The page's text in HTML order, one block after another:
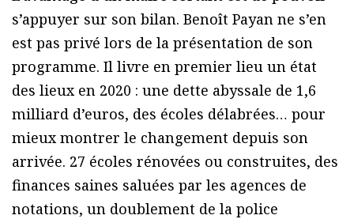
s’appuyer sur son bilan. Benoît Payan ne s’en
est pas privé lors de la présentation de son
programme. Il livre en premier lieu un état
des lieux en 2020 : une dette abyssale de 1,6
milliard d’euros, des écoles délabrées… pour
mieux montrer le changement depuis son
arrivée. 27 écoles rénovées ou construites, des
finances saines saluées par les agences de
notations, un doublement de la police